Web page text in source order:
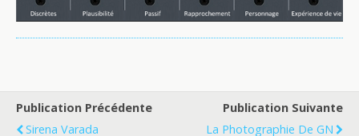
Publication Précédente
Sirena Varada
Publication Suivante
La Photographie De GN